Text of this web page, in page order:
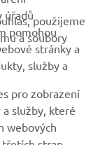
úřadů
pomohou
stránky a
služby a
použijeme
a soubory
pro zobrazení
a služby, které
webových
stran,